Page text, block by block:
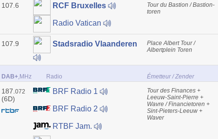
107.6 RCF Bruxelles
Radio Vatican
Tour du Bastion / Bastion-
toren
107.9 Stadsradio Vlaanderen
Place Albert Tour /
Albertplein Toren
DAB+,MHz Radio Émetteur / Zender
187. 072
(6D)
BRF Radio 1
BRF Radio 2
RTBF Jam.
Tour des Finances +
Leeuw-Saint-Pierre +
Wavre / Financietoren +
Sint-Pieters-Leeuw +
Waver